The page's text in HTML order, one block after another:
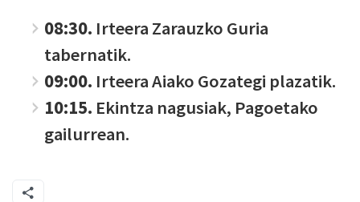
08:30. Irteera Zarauzko Guria
tabernatik.
09:00. Irteera Aiako Gozategi plazatik.
10:15. Ekintza nagusiak, Pagoetako
gailurrean.